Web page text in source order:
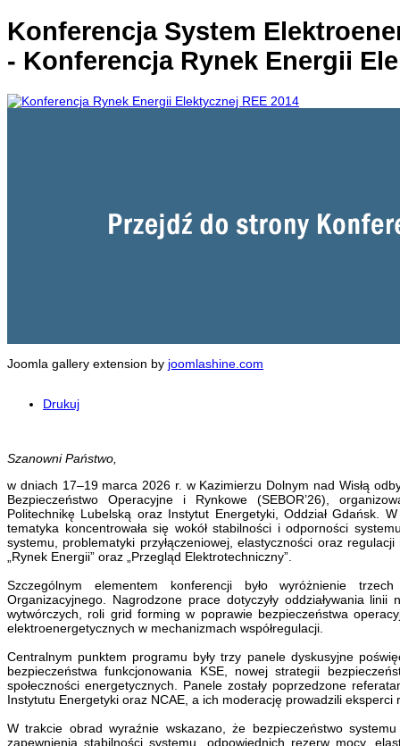
Konferencja System
- Konferencja Rynek Energii
Joomla gallery extension by joomlashine.com
Drukuj
Szanowni Państwo,
w dniach 17–19 marca 2026 r. w Kazimierzu Dolnym nad Wisłą
Bezpieczeństwo Operacyjne i Rynkowe (SEBOR’26),
Politechnikę Lubelską oraz Instytut Energetyki, Oddział Gdańsk.
tematyka koncentrowała się wokół stabilności i odporności
systemu, problematyki przyłączeniowej, elastyczności oraz
„Rynek Energii” oraz „Przegląd Elektrotechniczny”.
Szczególnym elementem konferencji było wyróżnienie
Organizacyjnego. Nagrodzone prace dotyczyły oddziaływania
wytwórczych, roli grid forming w poprawie bezpieczeństwa
elektroenergetycznych w mechanizmach współregulacji.
Centralnym punktem programu były trzy panele dyskusyjne
bezpieczeństwa funkcjonowania KSE, nowej strategii
społeczności energetycznych. Panele zostały poprzedzone
Instytutu Energetyki oraz NCAE, a ich moderację prowadzili
W trakcie obrad wyraźnie wskazano, że bezpieczeństwo
zapewnienia stabilności systemu, odpowiednich rezerw mocy,